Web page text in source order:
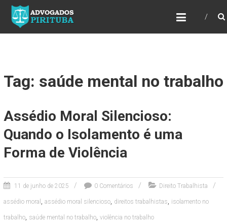
ADVOGADOS PIRITUBA
Precisando de advogado? Entre em contato!
Fazemos toda a assessoria que você
Tag: saúde mental no trabalho
Assédio Moral Silencioso:
Quando o Isolamento é uma
Forma de Violência
11 de junho de 2025 0 Comentários Direito Trabalhista
assédio moral , assédio moral silencioso, direitos trabalhistas, isolamento no
trabalho, saúde mental no trabalho, violência no trabalho